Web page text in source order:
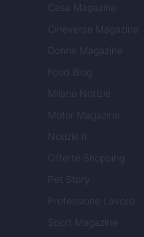
Casa Magazine
Cineverse Magazine
Donne Magazine
Food Blog
Milano Notizie
Motor Magazine
Notizie.it
Offerte Shopping
Pet Story
Professione Lavoro
Sport Magazine